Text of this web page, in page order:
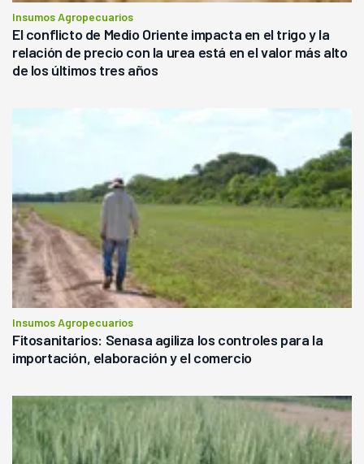
Insumos Agropecuarios
El conflicto de Medio Oriente impacta en el trigo y la
relación de precio con la urea está en el valor más alto
de los últimos tres años
Insumos Agropecuarios
Fitosanitarios: Senasa agiliza los controles para la
importación, elaboración y el comercio